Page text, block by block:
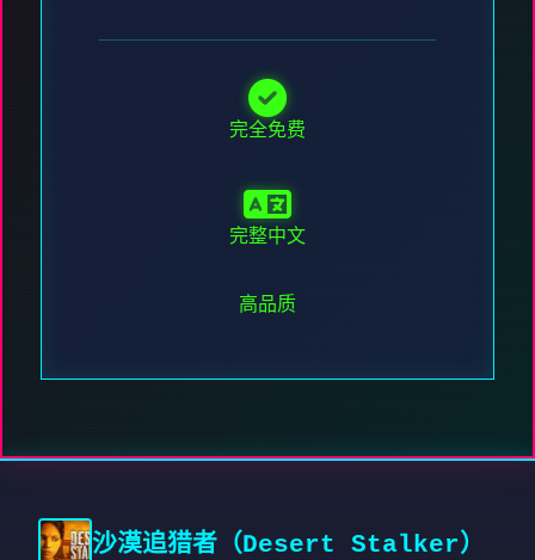
完全免费
完整中文
高品质
沙漠追猎者（Desert Stalker）